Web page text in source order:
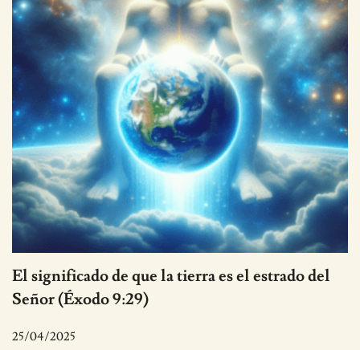
El significado de que la tierra es el estrado del
Señor (Éxodo 9:29)
25/04/2025